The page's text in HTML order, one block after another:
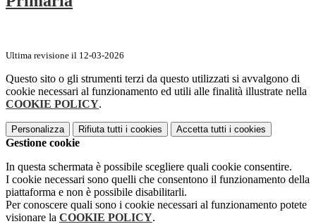
Ultima revisione il 12-03-2026
Questo sito o gli strumenti terzi da questo utilizzati si avvalgono di
cookie necessari al funzionamento ed utili alle finalità illustrate nella
COOKIE POLICY.
Personalizza Rifiuta tutti i cookies Accetta tutti i cookies
Gestione cookie
In questa schermata è possibile scegliere quali cookie consentire.
I cookie necessari sono quelli che consentono il funzionamento della
piattaforma e non è possibile disabilitarli.
Per conoscere quali sono i cookie necessari al funzionamento potete
visionare la COOKIE POLICY.